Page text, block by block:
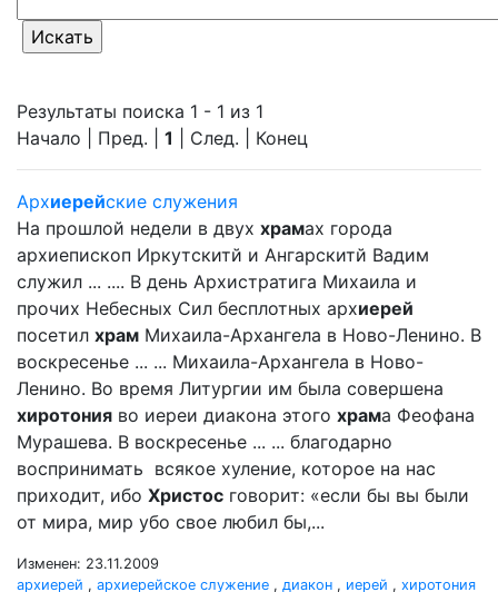
Результаты поиска 1 - 1 из 1
Начало | Пред. | 1 | След. | Конец
Архиерейские служения
На прошлой недели в двух храмах города
архиепископ Иркутскитй и Ангарскитй Вадим
служил ... .... В день Архистратига Михаила и
прочих Небесных Сил бесплотных архиерей
посетил храм Михаила-Архангела в Ново-Ленино. В
воскресенье ... ... Михаила-Архангела в Ново-
Ленино. Во время Литургии им была совершена
хиротония во иереи диакона этого храма Феофана
Мурашева. В воскресенье ... ... благодарно
воспринимать всякое хуление, которое на нас
приходит, ибо Христос говорит: «если бы вы были
от мира, мир убо свое любил бы,...
Изменен: 23.11.2009
архиерей , архиерейское служение , диакон , иерей , хиротония